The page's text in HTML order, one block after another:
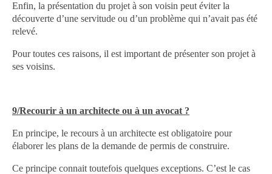
Enfin, la présentation du projet à son voisin peut éviter la
découverte d’une servitude ou d’un problème qui n’avait pas été
relevé.
Pour toutes ces raisons, il est important de présenter son projet à
ses voisins.
9/Recourir à un architecte ou à un avocat ?
En principe, le recours à un architecte est obligatoire pour
élaborer les plans de la demande de permis de construire.
Ce principe connait toutefois quelques exceptions. C’est le cas